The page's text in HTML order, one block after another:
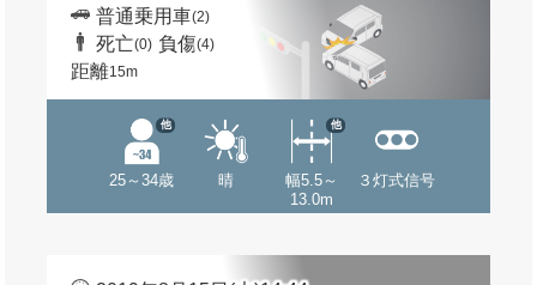
普通乗用車(2)
死亡(0) 負傷(4)
距離15m
25～34歳
他
晴
幅5.5～
13.0m
他
３灯式信号